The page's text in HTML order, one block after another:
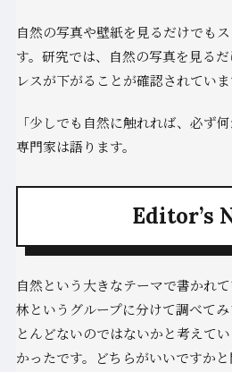
自然の写真や壁紙を見るだけでも
す。研究では、自然の写真を見る
レスが下がることが確認されていま
「少しでも自然に触れれば、必ず
専門家は語ります。
Editor’s
自然という大きなテーマで書かれ
林というグループに分けて調べて
とんどないのではないかと考えて
かったです。どちらがいいですか